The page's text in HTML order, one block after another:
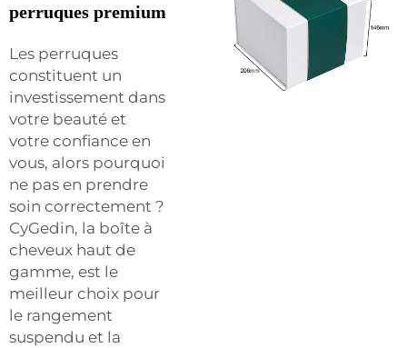
perruques premium
Les perruques
constituent un
investissement dans
votre beauté et
votre confiance en
vous, alors pourquoi
ne pas en prendre
soin correctement ?
CyGedin, la boîte à
cheveux haut de
gamme, est le
meilleur choix pour
le rangement
suspendu et la